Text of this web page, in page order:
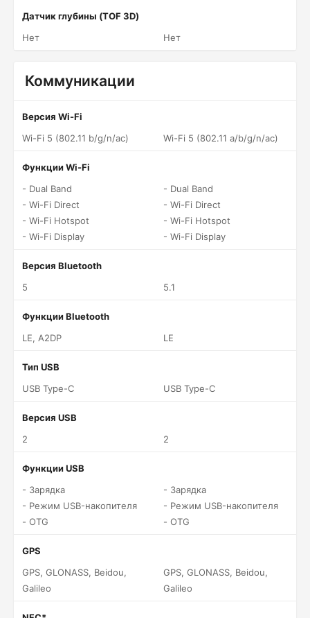
Датчик глубины (TOF 3D)
Нет
Нет
Коммуникации
Версия Wi-Fi
Wi-Fi 5 (802.11 b/g/n/ac)
Wi-Fi 5 (802.11 a/b/g/n/ac)
Функции Wi-Fi
- Dual Band
- Wi-Fi Direct
- Wi-Fi Hotspot
- Wi-Fi Display
- Dual Band
- Wi-Fi Direct
- Wi-Fi Hotspot
- Wi-Fi Display
Версия Bluetooth
5
5.1
Функции Bluetooth
LE, A2DP
LE
Тип USB
USB Type-C
USB Type-C
Версия USB
2
2
Функции USB
- Зарядка
- Режим USB-накопителя
- OTG
- Зарядка
- Режим USB-накопителя
- OTG
GPS
GPS, GLONASS, Beidou,
Galileo
GPS, GLONASS, Beidou,
Galileo